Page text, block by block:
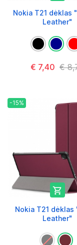
Nokia T21 dėklas
Leather"
€ 7,40 €
-15%

Nokia T21 dėklas
Leather"